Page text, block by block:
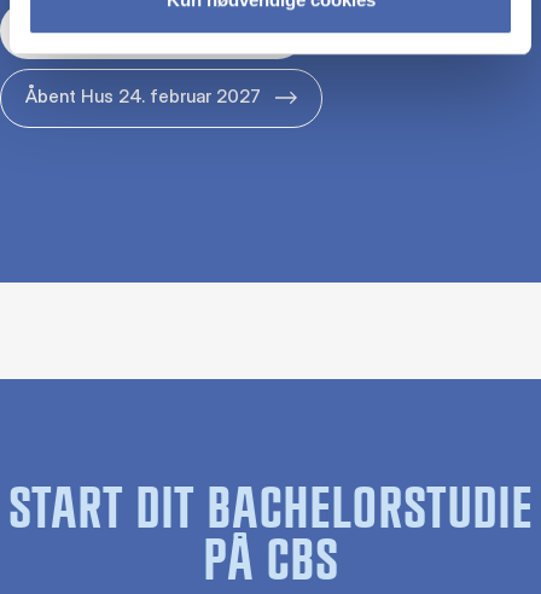
Åbent Hus 29. januar 2027
Åbent Hus 24. februar 2027
START DIT BACHELORSTUDIE
PÅ CBS